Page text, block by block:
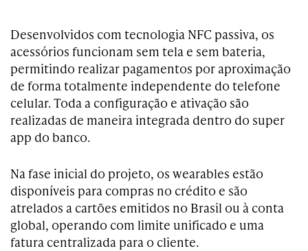
Desenvolvidos com tecnologia NFC passiva, os
acessórios funcionam sem tela e sem bateria,
permitindo realizar pagamentos por aproximação
de forma totalmente independente do telefone
celular. Toda a configuração e ativação são
realizadas de maneira integrada dentro do super
app do banco.
Na fase inicial do projeto, os wearables estão
disponíveis para compras no crédito e são
atrelados a cartões emitidos no Brasil ou à conta
global, operando com limite unificado e uma
fatura centralizada para o cliente.